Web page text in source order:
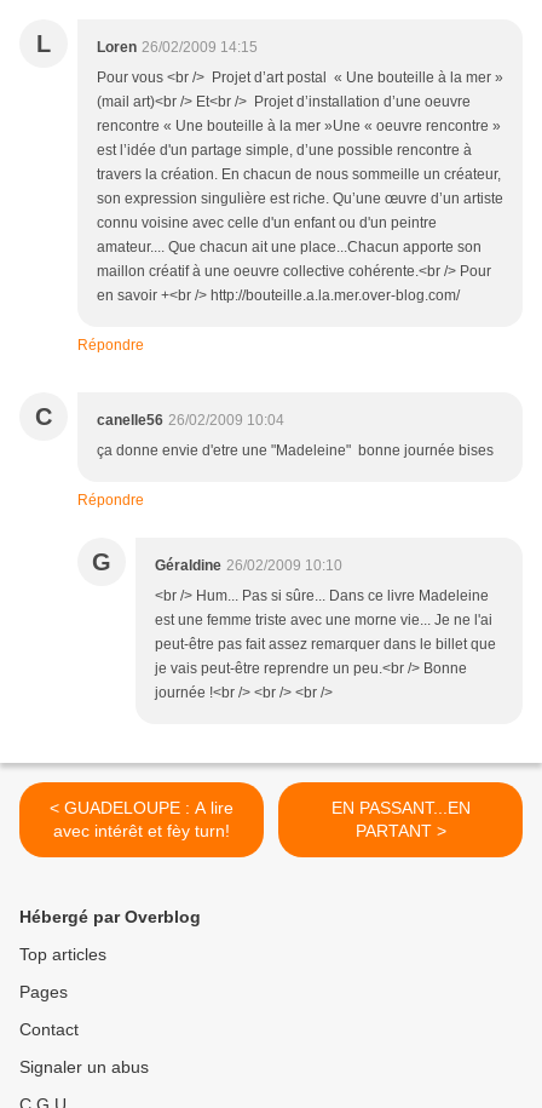
L Loren 26/02/2009 14:15
Pour vous <br /> Projet d’art postal « Une bouteille à la mer »
(mail art)<br /> Et<br /> Projet d’installation d’une oeuvre
rencontre « Une bouteille à la mer »Une « oeuvre rencontre »
est l’idée d'un partage simple, d’une possible rencontre à
travers la création. En chacun de nous sommeille un créateur,
son expression singulière est riche. Qu’une œuvre d’un artiste
connu voisine avec celle d'un enfant ou d'un peintre
amateur.... Que chacun ait une place...Chacun apporte son
maillon créatif à une oeuvre collective cohérente.<br /> Pour
en savoir +<br /> http://bouteille.a.la.mer.over-blog.com/
Répondre
C canelle56 26/02/2009 10:04
ça donne envie d'etre une "Madeleine" bonne journée bises
Répondre
G Géraldine 26/02/2009 10:10
<br /> Hum... Pas si sûre... Dans ce livre Madeleine
est une femme triste avec une morne vie... Je ne l'ai
peut-être pas fait assez remarquer dans le billet que
je vais peut-être reprendre un peu.<br /> Bonne
journée !<br /> <br /> <br />
< GUADELOUPE : A lire
avec intérêt et fèy turn!
EN PASSANT...EN
PARTANT >
Hébergé par Overblog
Top articles
Pages
Contact
Signaler un abus